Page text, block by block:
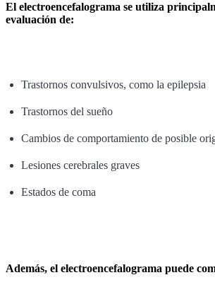
El electroencefalograma se utiliza
evaluación de:
Trastornos convulsivos, como la epilepsia
Trastornos del sueño
Cambios de comportamiento de posible
Lesiones cerebrales graves
Estados de coma
Además, el electroencefalograma puede